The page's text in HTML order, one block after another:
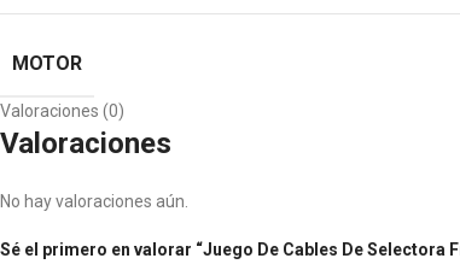
MOTOR
Valoraciones (0)
Valoraciones
No hay valoraciones aún.
Sé el primero en valorar “Juego De Cables De Selectora